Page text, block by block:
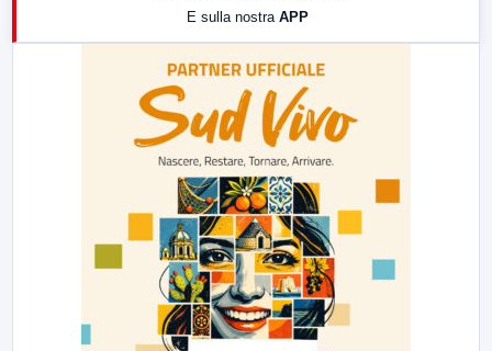
E sulla nostra APP